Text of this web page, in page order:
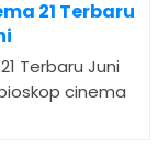
21 Terbaru
Terbaru Juni
cinema